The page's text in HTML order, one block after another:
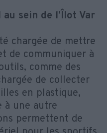
sein de l’Îlot Var
chargée de mettre
de communiquer à
comme des
de collecter
en plastique,
à une autre
permettent de